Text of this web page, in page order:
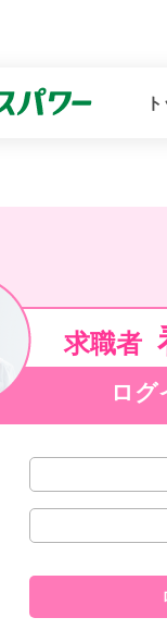
求職者
ログ